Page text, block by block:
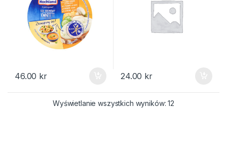
46.00 kr 24.00 kr
Wyświetlanie wszystkich wyników: 12